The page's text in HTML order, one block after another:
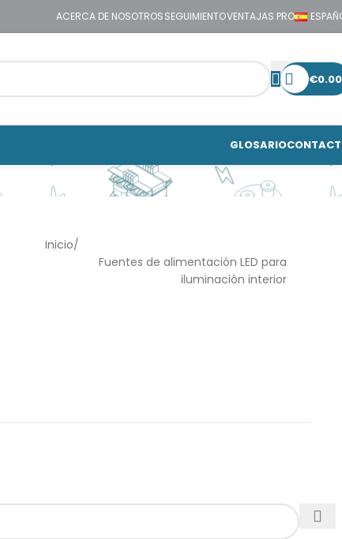
ACERCA DE NOSOTROSSEGUIMIENTOVENTAJAS PRO
€0.00
GLOSARIO
Inicio
Fuentes de alimentación LED para
iluminación interior